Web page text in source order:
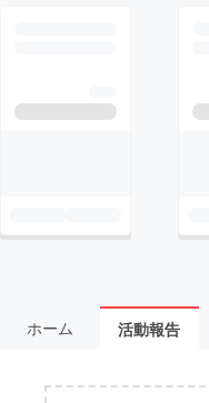
ホーム 活動報告